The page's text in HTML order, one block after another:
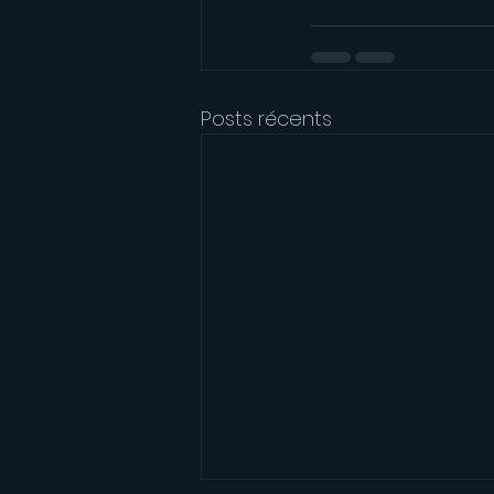
Posts récents